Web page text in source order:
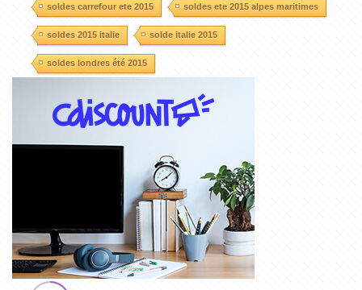
soldes carrefour ete 2015 soldes ete 2015 alpes maritimes
soldes 2015 italie solde italie 2015
soldes londres été 2015